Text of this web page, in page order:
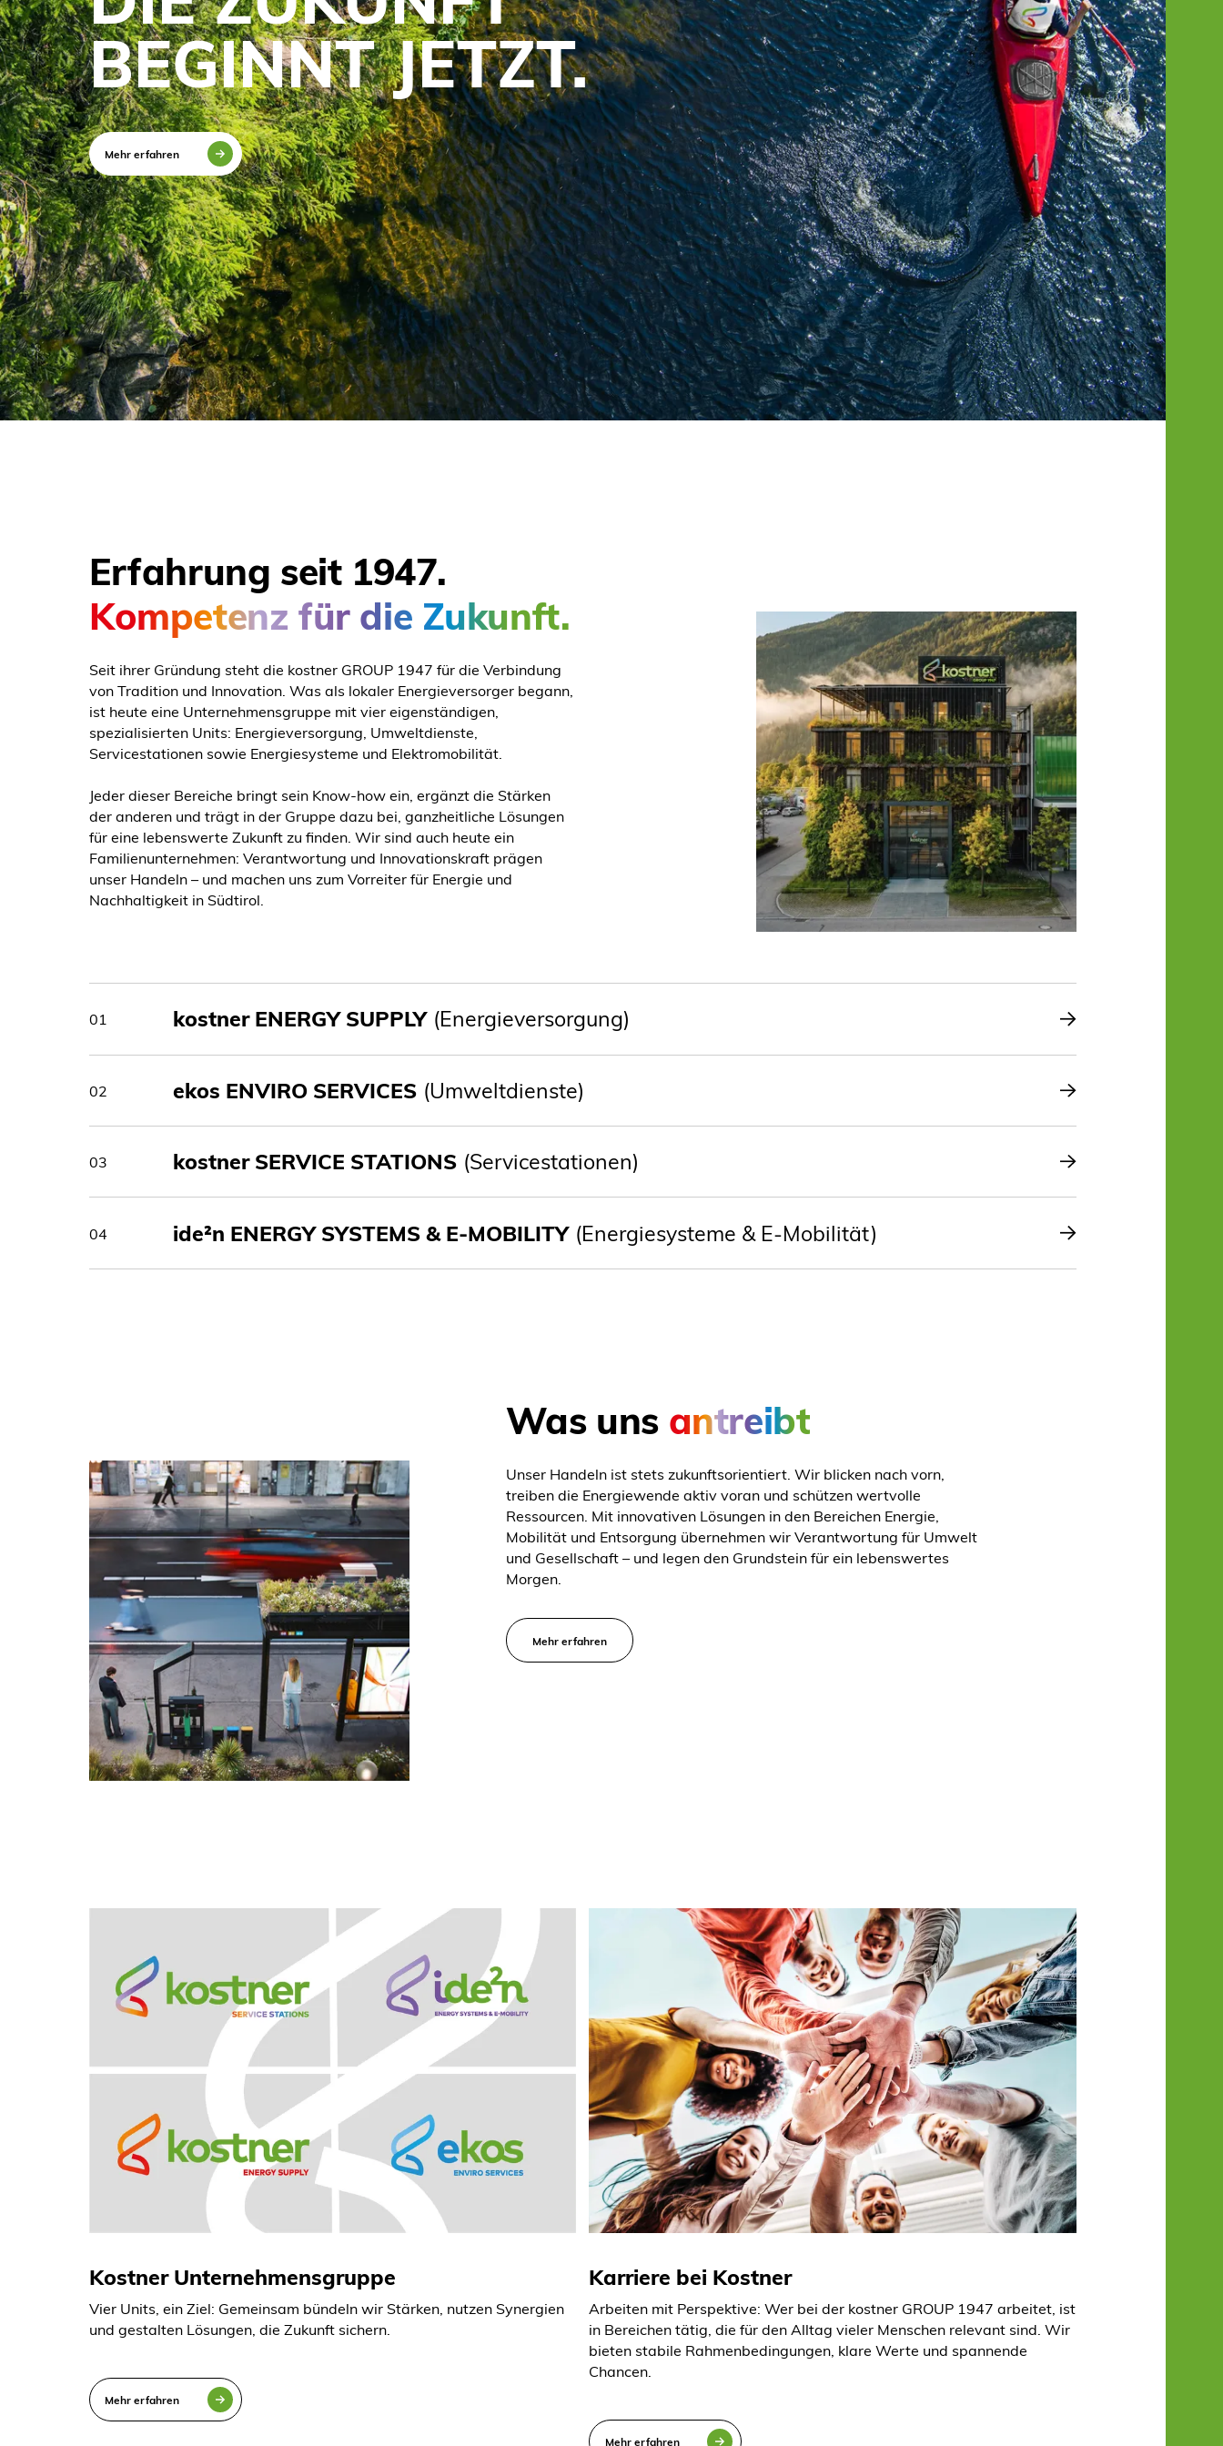
BEGINNT JETZT.
Mehr erfahren
Erfahrung seit 1947.
Kompetenz für die Zukunft.
Seit ihrer Gründung steht die kostner GROUP 1947 für die Verbindung
von Tradition und Innovation. Was als lokaler Energieversorger begann,
ist heute eine Unternehmensgruppe mit vier eigenständigen,
spezialisierten Units: Energieversorgung, Umweltdienste,
Servicestationen sowie Energiesysteme und Elektromobilität.
Jeder dieser Bereiche bringt sein Know-how ein, ergänzt die Stärken
der anderen und trägt in der Gruppe dazu bei, ganzheitliche Lösungen
für eine lebenswerte Zukunft zu finden. Wir sind auch heute ein
Familienunternehmen: Verantwortung und Innovationskraft prägen
unser Handeln – und machen uns zum Vorreiter für Energie und
Nachhaltigkeit in Südtirol.
01 kostner ENERGY SUPPLY (Energieversorgung)
02 ekos ENVIRO SERVICES (Umweltdienste)
03 kostner SERVICE STATIONS (Servicestationen)
04 ide²n ENERGY SYSTEMS & E-MOBILITY (Energiesysteme & E-Mobilität)
Was uns antreibt
Unser Handeln ist stets zukunftsorientiert. Wir blicken nach vorn,
treiben die Energiewende aktiv voran und schützen wertvolle
Ressourcen. Mit innovativen Lösungen in den Bereichen Energie,
Mobilität und Entsorgung übernehmen wir Verantwortung für Umwelt
und Gesellschaft – und legen den Grundstein für ein lebenswertes
Morgen.
Mehr erfahren
Kostner Unternehmensgruppe
Vier Units, ein Ziel: Gemeinsam bündeln wir Stärken, nutzen Synergien
und gestalten Lösungen, die Zukunft sichern.
Mehr erfahren
Karriere bei Kostner
Arbeiten mit Perspektive: Wer bei der kostner GROUP 1947 arbeitet, ist
in Bereichen tätig, die für den Alltag vieler Menschen relevant sind. Wir
bieten stabile Rahmenbedingungen, klare Werte und spannende
Chancen.
Mehr erfahren